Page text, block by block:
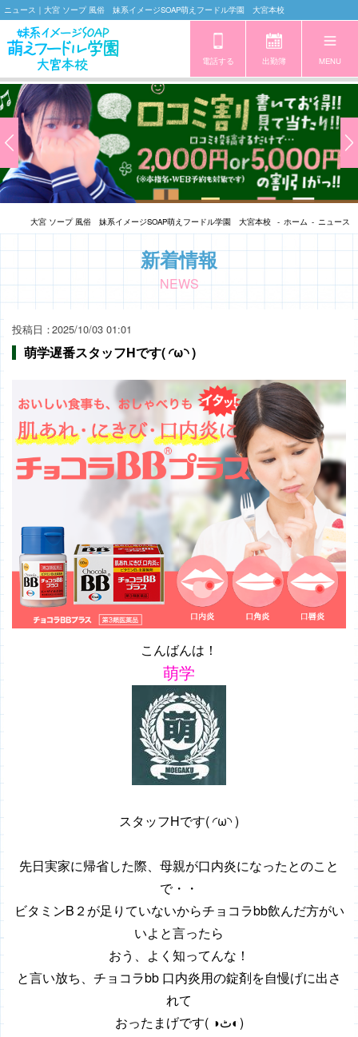
ニュース｜大宮 ソープ 風俗 妹系イメージSOAP萌えフードル学園 大宮本校
電話する 出勤簿
大宮 ソープ 風俗 妹系イメージSOAP萌えフードル学園 大宮本校 ホーム ニュース
新着情報
NEWS
2025/10/03 01:01
萌学遅番スタッフHです( ◜ω◝ )
こんばんは！
萌学
スタッフHです( ◜ω◝ )
先日実家に帰省した際、母親が口内炎になったとのこと
で・・
ビタミンB２が足りていないからチョコラbb飲んだ方がい
いよと言ったら
おう、よく知ってんな！
と言い放ち、チョコラbb 口内炎用の錠剤を自慢げに出さ
れて
おったまげです( ◑ٹ◐)